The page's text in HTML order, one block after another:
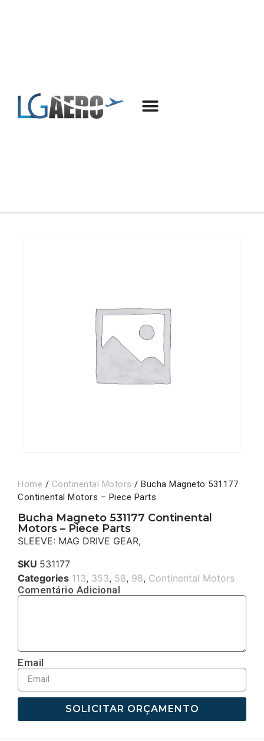
Home / Continental Motors / Bucha Magneto 531177
Continental Motors – Piece Parts
Bucha Magneto 531177 Continental
Motors – Piece Parts
SLEEVE: MAG DRIVE GEAR,
SKU 531177
Categories 113, 353, 58, 98, Continental Motors
Comentário Adicional
Email
SOLICITAR ORÇAMENTO